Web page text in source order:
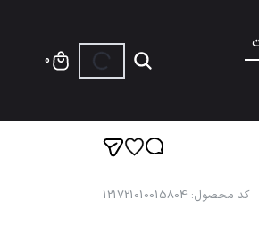
0
کد محصول:
121721010015804